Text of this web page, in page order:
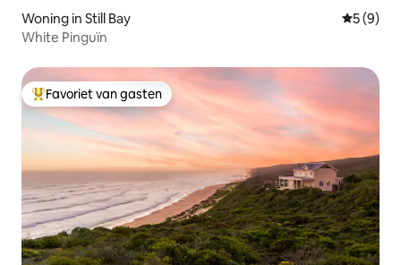
Woning in Still Bay
5 (9)
White Pinguïn
Topfavoriet van gasten
Favoriet van gasten